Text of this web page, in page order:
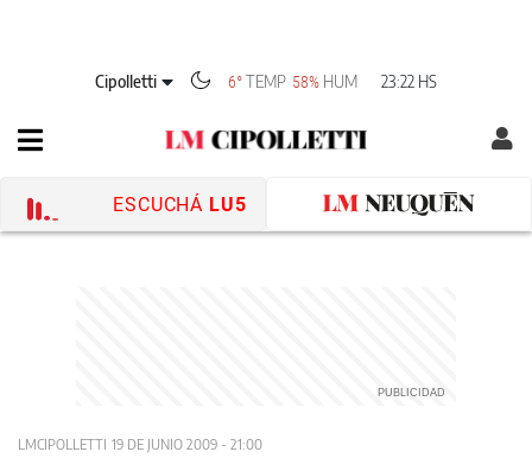
Cipolletti 6° TEMP 58% HUM 23:22 HS
ESCUCHÁ LU5
LMCIPOLLETTI 19 DE JUNIO 2009 - 21:00